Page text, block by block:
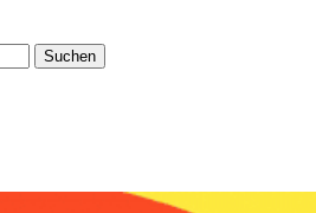
Suchen